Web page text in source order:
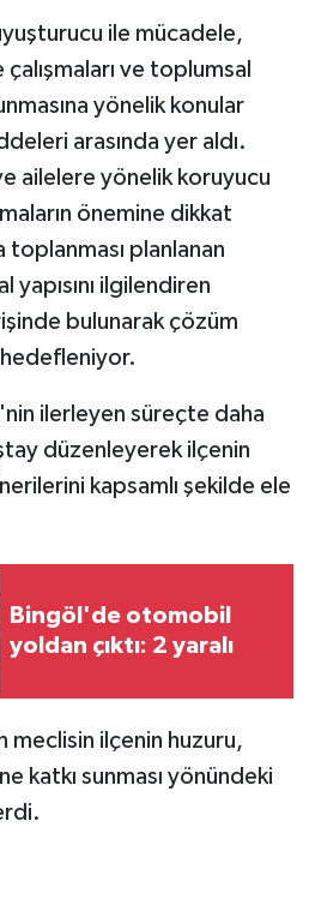
ile mücadele,
çalışmaları ve toplumsal
yönelik konular
arasında yer aldı.
ailelere yönelik koruyucu
önemine dikkat
toplanması planlanan
yapısını ilgilendiren
bulunarak çözüm
ilerleyen süreçte daha
düzenleyerek ilçenin
kapsamlı şekilde ele
Bingöl'de otomobil
yoldan çıktı: 2 yaralı
meclisin ilçenin huzuru,
katkı sunması yönündeki